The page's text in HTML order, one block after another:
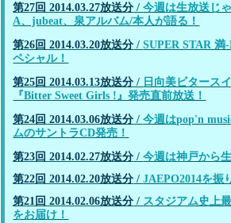
第27回 2014.03.27放送分 /今週は生放送じ
A、jubeat、泉アルバム/本人が語る！
第26回 2014.03.20放送分 /SUPER STAR
ペシャル！
第25回 2014.03.13放送分 / 日向美ビタース
『Bitter Sweet Girls !』発売直前放送！
第24回 2014.03.06放送分 /今週はpop'n
ムのサントラCD発売！
第23回 2014.02.27放送分 /今週は神戸から
第22回 2014.02.20放送分 /JAEPO2014を振
第21回 2014.02.06放送分 / スタジアム史上
をお届け！